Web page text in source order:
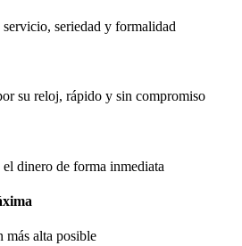
servicio, seriedad y formalidad​
su reloj, rápido y sin compromiso
dinero de forma inmediata
más alta posible